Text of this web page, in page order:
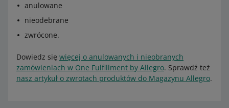
anulowane
nieodebrane
zwrócone.
Dowiedz się więcej o anulowanych i nieobranych
zamówieniach w One Fulfillment by Allegro. Sprawdź też
nasz artykuł o zwrotach produktów do Magazynu Allegro.